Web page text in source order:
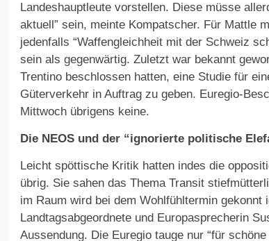
Landeshauptleute vorstellen. Diese müsse
aktuell” sein, meinte Kompatscher. Für Mattle
jedenfalls “Waffengleichheit mit der Schweiz
sein als gegenwärtig. Zuletzt war bekannt
Trentino beschlossen hatten, eine Studie für
Güterverkehr in Auftrag zu geben. Euregio-
Mittwoch übrigens keine.
Die NEOS und der “ignorierte politische
Leicht spöttische Kritik hatten indes die
übrig. Sie sahen das Thema Transit
im Raum wird bei dem Wohlfühltermin gekonnt
Landtagsabgeordnete und Europasprecherin
Aussendung. Die Euregio tauge nur “für